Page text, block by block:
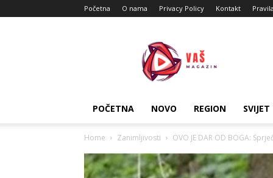
Početna O nama Privacy Policy Kontakt
Magazin
POČETNA NOVO REGION SVIJET
Home Zanimljivosti OVO JE DAR OD BOGA: